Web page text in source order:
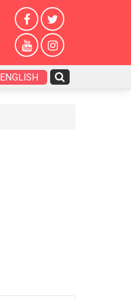
ENGLISH